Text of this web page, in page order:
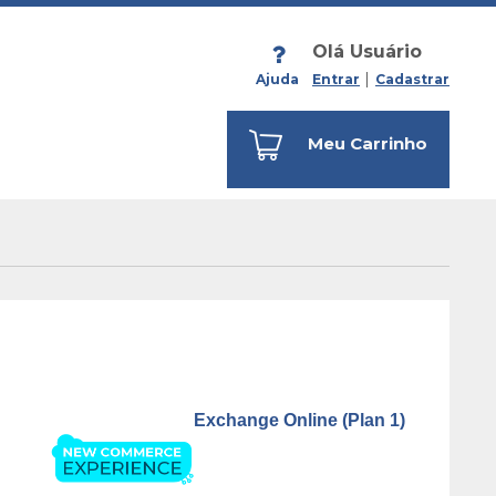
Ajuda
Olá Usuário
Entrar Cadastrar
Meu Carrinho
Exchange Online (Plan 1)